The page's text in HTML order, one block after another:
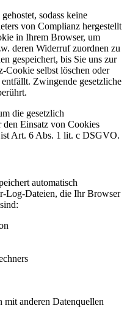
sodass keine
von Complianz hergestellt
in Ihrem Browser, um
deren Widerruf zuordnen zu
gespeichert, bis Sie uns zur
Cookie selbst löschen oder
Zwingende gesetzliche
die gesetzlich
Einsatz von Cookies
Art. 6 Abs. 1 lit. c DSGVO.
automatisch
Log-Dateien, die Ihr Browser
mit anderen Datenquellen